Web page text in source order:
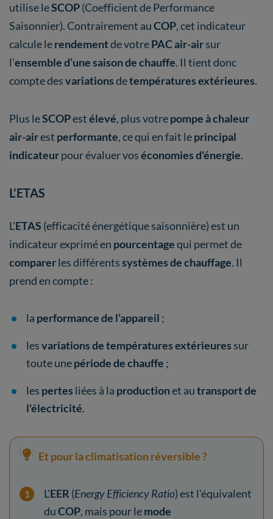
utilise leSCOP(Coefficient de Performance
Saisonnier). Contrairement auCOP, cet indicateur
calcule lerendementde votrePAC air-airsur
l'ensemble d’une saison de chauffe. Il tient donc
compte desvariationsdetempératures extérieures.
Plus leSCOPestélevé, plus votrepompe à chaleur
air-airest performante, ce qui en fait leprincipal
indicateurpour évaluer voséconomies d'énergie.
L’ETAS
L'ETAS (efficacité énergétique saisonnière) est un
indicateur exprimé en pourcentagequi permet de
comparerles différentssystèmes de chauffage. Il
prend en compte :
la performance de l’appareil ;
lesvariations de températures extérieures sur
toute unepériode de chauffe ;
les pertes liées à la productionet autransport de
l'électricité.
Et pour la climatisation réversible ?
L'EER (Energy Efficiency Ratio) est l'équivalent
duCOP, mais pour lemode